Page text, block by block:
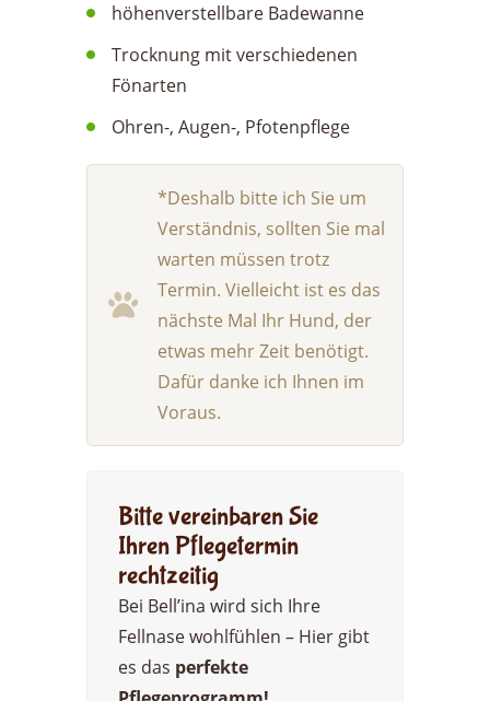
höhenverstellbare Badewanne
Trocknung mit verschiedenen
Fönarten
Ohren-, Augen-, Pfotenpflege
*Deshalb bitte ich Sie um
Verständnis, sollten Sie mal
warten müssen trotz
Termin. Vielleicht ist es das
nächste Mal Ihr Hund, der
etwas mehr Zeit benötigt.
Dafür danke ich Ihnen im
Voraus.
Bitte vereinbaren Sie
Ihren Pflegetermin
rechtzeitig
Bei Bell’ina wird sich Ihre
Fellnase wohlfühlen – Hier gibt
es das perfekte